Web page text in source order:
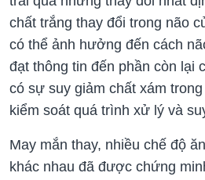
chất trắng thay đổi trong não
có thể ảnh hưởng đến cách
đạt thông tin đến phần còn lại
có sự suy giảm chất xám
kiểm soát quá trình xử lý và
May mắn thay, nhiều chế độ
khác nhau đã được chứng